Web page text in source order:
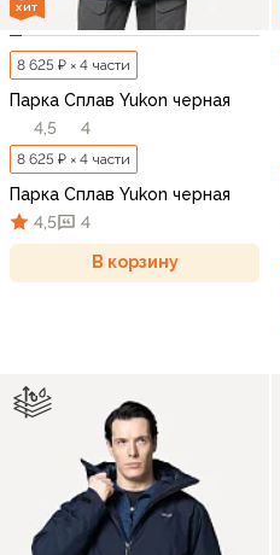
ХИТ
8 625 ₽ × 4 части
Парка Сплав Yukon черная
4,5
4
8 625 ₽ × 4 части
Парка Сплав Yukon черная
4,5
4
В корзину